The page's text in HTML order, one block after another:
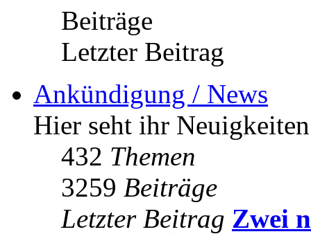
Beiträge
Letzter Beitrag
Ankündigung / News
Hier seht ihr
432 Themen
3259 Beiträge
Letzter Beitrag Zwei